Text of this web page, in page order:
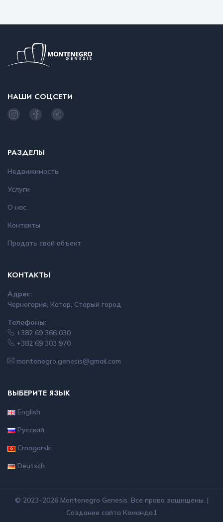
НАШИ СОЦСЕТИ
РАЗДЕЛЫ
Недвижимость
Услуги
О нас
Контакты
Продать свой объект
КОНТАКТЫ
Адрес:
Черногория, Котор, Старый город
Телефоны:
+382 69 366 030
+382 69 303 970
montenegro.genesis@gmail.com
ВЫБЕРИТЕ ЯЗЫК
English
Русский
Crnogorski
Deutsch
© 2023–2026 Montenegro Genesis. Все права защищены. |
Создание сайта Команда1